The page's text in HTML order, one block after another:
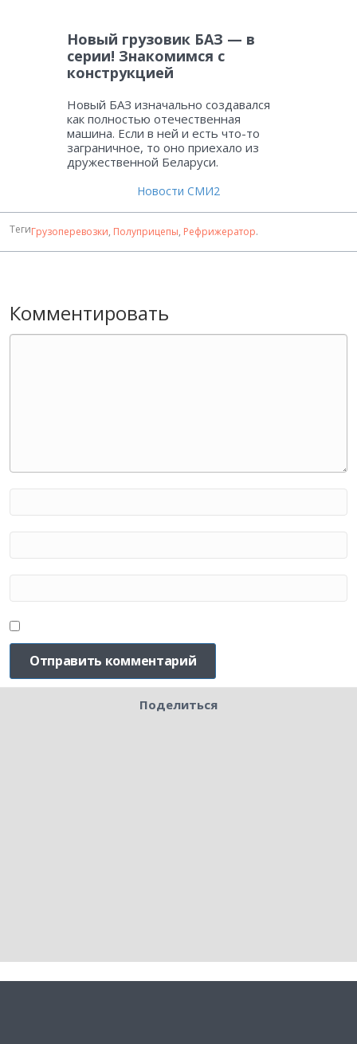
Новый грузовик БАЗ — в
серии! Знакомимся с
конструкцией
Новый БАЗ изначально создавался
как полностью отечественная
машина. Если в ней и есть что-то
заграничное, то оно приехало из
дружественной Беларуси.
Новости СМИ2
ТегиГрузоперевозки, Полуприцепы, Рефрижератор.
Комментировать
Поделиться